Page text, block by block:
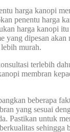
harga kanopi
penentu harga
harga kanopi
yang dipesan akan
murah.
terlebih
membran
beberapa
yang sesuai
Pastikan untuk
sehingga